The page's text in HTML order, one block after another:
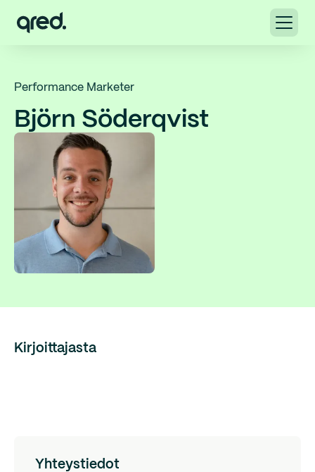
Performance Marketer
Björn Söderqvist
Kirjoittajasta
Yhteystiedot